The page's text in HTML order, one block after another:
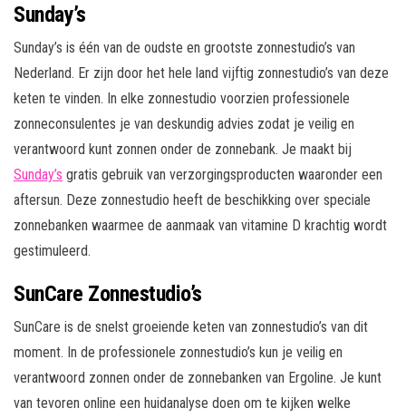
Sunday’s
Sunday’s is één van de oudste en grootste zonnestudio’s van
Nederland. Er zijn door het hele land vijftig zonnestudio’s van deze
keten te vinden. In elke zonnestudio voorzien professionele
zonneconsulentes je van deskundig advies zodat je veilig en
verantwoord kunt zonnen onder de zonnebank. Je maakt bij
Sunday’s gratis gebruik van verzorgingsproducten waaronder een
aftersun. Deze zonnestudio heeft de beschikking over speciale
zonnebanken waarmee de aanmaak van vitamine D krachtig wordt
gestimuleerd.
SunCare Zonnestudio’s
SunCare is de snelst groeiende keten van zonnestudio’s van dit
moment. In de professionele zonnestudio’s kun je veilig en
verantwoord zonnen onder de zonnebanken van Ergoline. Je kunt
van tevoren online een huidanalyse doen om te kijken welke